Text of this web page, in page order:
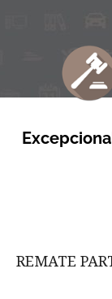
REMATE